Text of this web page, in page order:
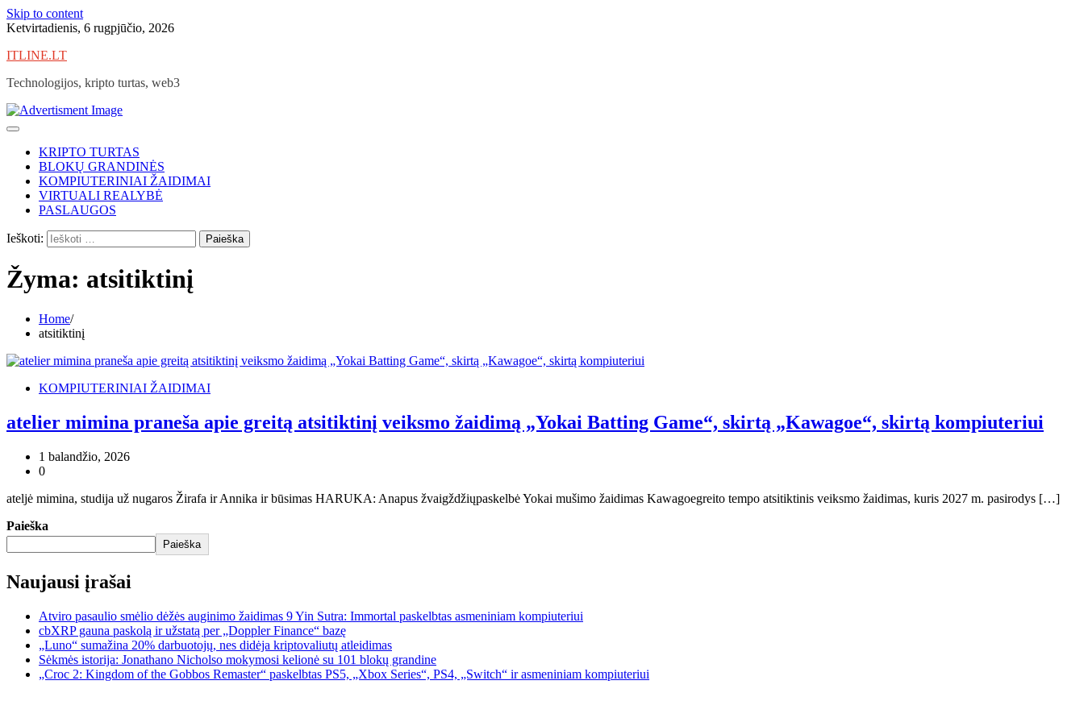
Skip to content
Ketvirtadienis, 6 rugpjūčio, 2026
ITLINE.LT
Technologijos, kripto turtas, web3
KRIPTO TURTAS
BLOKŲ GRANDINĖS
KOMPIUTERINIAI ŽAIDIMAI
VIRTUALI REALYBĖ
PASLAUGOS
Ieškoti:
Žyma: atsitiktinį
Home
atsitiktinį
KOMPIUTERINIAI ŽAIDIMAI
atelier mimina praneša apie greitą atsitiktinį veiksmo žaidimą „Yokai Batting Game“, skirtą „Kawagoe“, skirtą kompiuteriui
1 balandžio, 2026
0
ateljė mimina, studija už nugaros Žirafa ir Annika ir būsimas HARUKA: Anapus žvaigždžiųpaskelbė Yokai mušimo žaidimas Kawagoegreito tempo atsitiktinis veiksmo žaidimas, kuris 2027 m. pasirodys […]
Paieška
Paieška
Naujausi įrašai
Atviro pasaulio smėlio dėžės auginimo žaidimas 9 Yin Sutra: Immortal paskelbtas asmeniniam kompiuteriui
cbXRP gauna paskolą ir užstatą per „Doppler Finance“ bazę
„Luno“ sumažina 20% darbuotojų, nes didėja kriptovaliutų atleidimas
Sėkmės istorija: Jonathano Nicholso mokymosi kelionė su 101 blokų grandine
„Croc 2: Kingdom of the Gobbos Remaster“ paskelbtas PS5, „Xbox Series“, PS4, „Switch“ ir asmeniniam kompiuteriui